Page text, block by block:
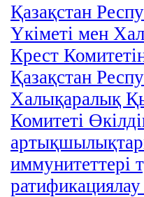
Қазақстан
Үкіметі мен
Крест
Қазақстан
Халықаралық
Комитеті
иммунитеттері